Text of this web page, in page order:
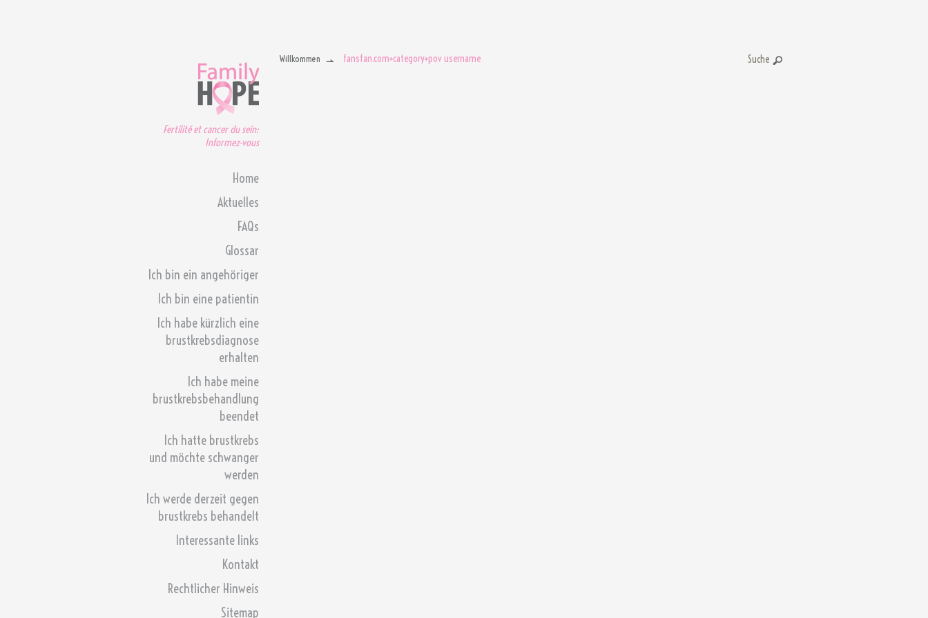
Fertilité et cancer du sein:
Informez-vous
Home
Aktuelles
FAQs
Glossar
Ich bin ein angehöriger
Ich bin eine patientin
Ich habe kürzlich eine
brustkrebsdiagnose
erhalten
Ich habe meine
brustkrebsbehandlung
beendet
Ich hatte brustkrebs
und möchte schwanger
werden
Ich werde derzeit gegen
brustkrebs behandelt
Interessante links
Kontakt
Rechtlicher Hinweis
Sitemap
Willkommen fansfan.com+category+pov username Suche: